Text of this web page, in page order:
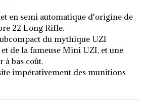
en semi automatique d'origine de
22 Long Rifle.
du mythique UZI
de la fameuse Mini UZI, et une
à bas coût.
impérativement des munitions